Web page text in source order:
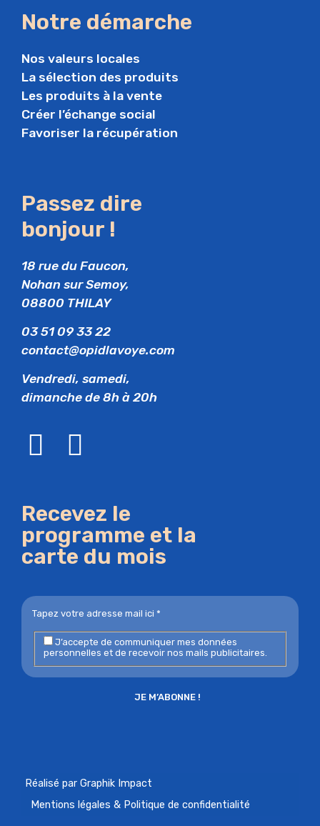
Notre démarche
Nos valeurs locales
La sélection des produits
Les produits à la vente
Créer l’échange social
Favoriser la récupération
Passez dire
bonjour !
18 rue du Faucon,
Nohan sur Semoy,
08800 THILAY
03 51 09 33 22
contact@opidlavoye.com
Vendredi, samedi,
dimanche de 8h à 20h
Recevez le
programme et la
carte du mois
J’accepte de communiquer mes données
personnelles et de recevoir nos mails publicitaires.
Réalisé par Graphik Impact
Mentions légales & Politique de confidentialité